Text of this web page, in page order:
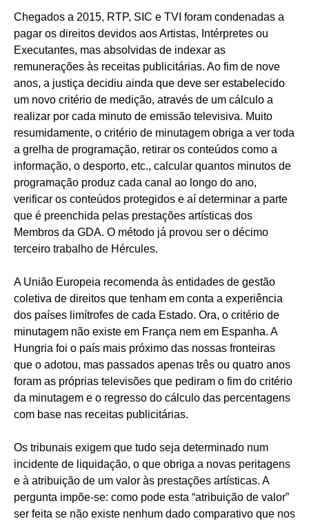
Chegados a 2015, RTP, SIC e TVI foram condenadas a
pagar os direitos devidos aos Artistas, Intérpretes ou
Executantes, mas absolvidas de indexar as
remunerações às receitas publicitárias. Ao fim de nove
anos, a justiça decidiu ainda que deve ser estabelecido
um novo critério de medição, através de um cálculo a
realizar por cada minuto de emissão televisiva. Muito
resumidamente, o critério de minutagem obriga a ver toda
a grelha de programação, retirar os conteúdos como a
informação, o desporto, etc., calcular quantos minutos de
programação produz cada canal ao longo do ano,
verificar os conteúdos protegidos e aí determinar a parte
que é preenchida pelas prestações artísticas dos
Membros da GDA. O método já provou ser o décimo
terceiro trabalho de Hércules.
A União Europeia recomenda às entidades de gestão
coletiva de direitos que tenham em conta a experiência
dos países limítrofes de cada Estado. Ora, o critério de
minutagem não existe em França nem em Espanha. A
Hungria foi o país mais próximo das nossas fronteiras
que o adotou, mas passados apenas três ou quatro anos
foram as próprias televisões que pediram o fim do critério
da minutagem e o regresso do cálculo das percentagens
com base nas receitas publicitárias.
Os tribunais exigem que tudo seja determinado num
incidente de liquidação, o que obriga a novas peritagens
e à atribuição de um valor às prestações artísticas. A
pergunta impõe-se: como pode esta “atribuição de valor”
ser feita se não existe nenhum dado comparativo que nos